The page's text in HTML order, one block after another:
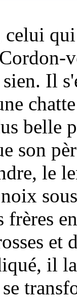
qui
Il
belle
son
le
frères
et
il la